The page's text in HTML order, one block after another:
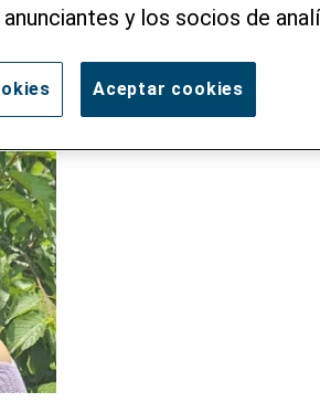
y los socios de
Aceptar cookies